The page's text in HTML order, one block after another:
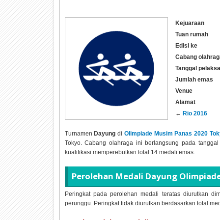
Kejuaraan
Tuan rumah
Edisi ke
Cabang
Tanggal
Jumlah emas
Venue
Alamat
← Rio 2016
TurnamenDayung di Olimpiade Musim Panas 2020
Tokyo. Cabang olahraga ini berlangsung pada
kualifikasi memperebutkan total 14 medali emas.
Perolehan Medali Dayung
Peringkat pada perolehan medali teratas diurutkan
perunggu. Peringkat tidak diurutkan berdasarkan total